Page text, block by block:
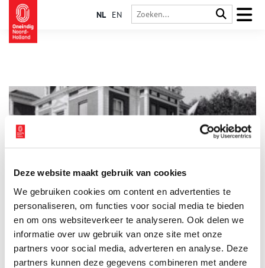
Deze website maakt gebruik van cookies
We gebruiken cookies om content en advertenties te
personaliseren, om functies voor social media te bieden
en om ons websiteverkeer te analyseren. Ook delen we
informatie over uw gebruik van onze site met onze
partners voor social media, adverteren en analyse. Deze
partners kunnen deze gegevens combineren met andere
NL EN
Een briljant geslepen diamant wordt ook wel ‘The Amsterdam
Cut’ genoemd. De Amsterdamse diamantbewerkers weten al
eeuwenlang de meeste schittering uit een briljant te halen. De
hoofdstad kent al sinds de 17e eeuw een internationaal
vermaarde diamantindustrie.